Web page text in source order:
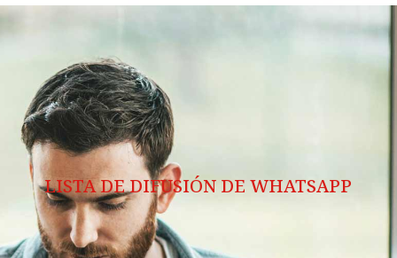
LISTA DE DIFUSIÓN DE WHATSAPP